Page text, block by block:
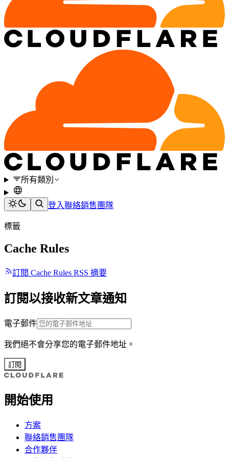
所有類別
登入聯絡銷售團隊
標籤
Cache Rules
訂閱 Cache Rules RSS 摘要
訂閱以接收新文章通知
電子郵件
我們絕不會分享您的電子郵件地址。
訂閱
開始使用
方案
聯絡銷售團隊
合作夥伴